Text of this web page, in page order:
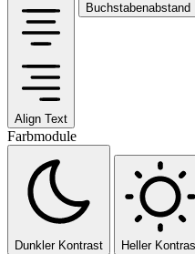
Align Text
Buchstabenabstand
Farbmodule
Dunkler Kontrast Heller